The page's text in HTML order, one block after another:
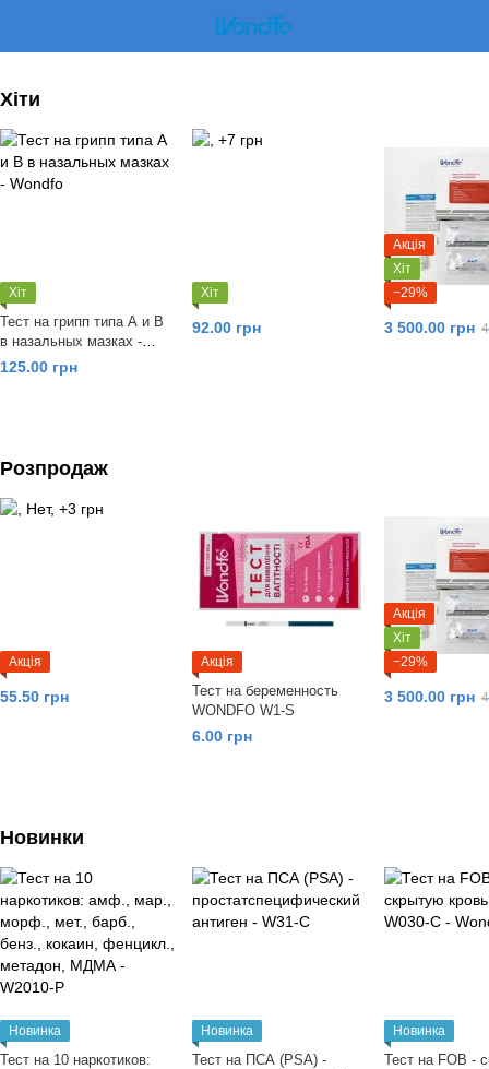
Хіти
Хіт
Тест на грипп типа А и В
в назальных мазках -
Wondfo
125.00 грн
Хіт
92.00 грн
Акція
Хіт
−29%
3 500.00 грн
Розпродаж
Акція
55.50 грн
Акція
Тест на беременность
WONDFO W1-S
6.00 грн
Акція
Хіт
−29%
3 500.00 грн
Новинки
Новинка
Тест на 10 наркотиков:
Новинка
Тест на ПСА (PSA) -
Новинка
Тест на FOB -